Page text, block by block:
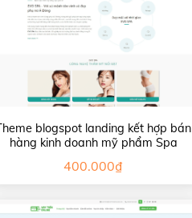
blogspot landing kết hợp bán
hàng kinh doanh mỹ phẩm Spa
400.000₫